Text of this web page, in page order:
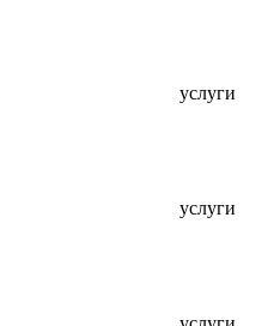
услуги
услуги